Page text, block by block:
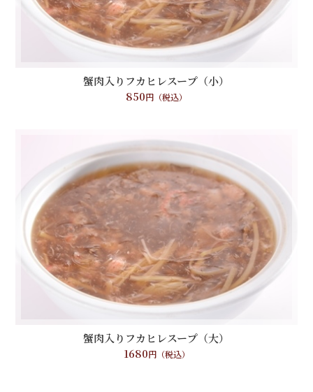
蟹肉入りフカヒレスープ（小）
850円（税込）
蟹肉入りフカヒレスープ（大）
1680円（税込）